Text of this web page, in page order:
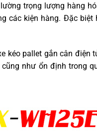
trọng lượng hàng
các kiện hàng. Đặc biệt
kéo pallet gắn cân điện
như ổn định trong